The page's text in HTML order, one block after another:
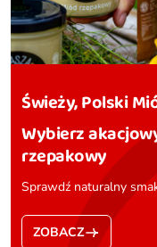
Świeży, Polski
Wybierz
rzepakowy
Sprawdź naturalny
ZOBACZ